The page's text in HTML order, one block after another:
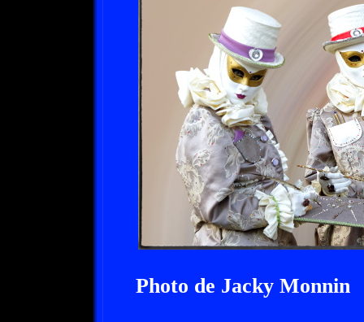
Photo de Jacky Monnin